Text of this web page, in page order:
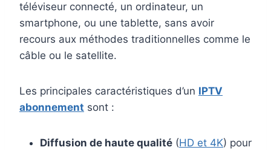
téléviseur connecté, un ordinateur, un
smartphone, ou une tablette, sans avoir
recours aux méthodes traditionnelles comme le
câble ou le satellite.
Les principales caractéristiques d’un IPTV
abonnement sont :
Diffusion de haute qualité (HD et 4K) pour